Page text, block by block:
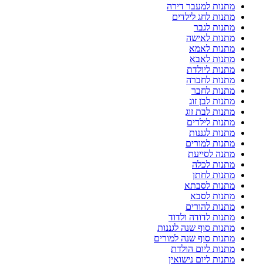
מתנות למעבר דירה
מתנות לחג לילדים
מתנות לגבר
מתנות לאישה
מתנות לאמא
מתנות לאבא
מתנות ליולדת
מתנות לחברה
מתנות לחבר
מתנות לבן זוג
מתנות לבת זוג
מתנות לילדים
מתנות לגננות
מתנות למורים
מתנה לסייעת
מתנות לכלה
מתנות לחתן
מתנות לסבתא
מתנות לסבא
מתנות להורים
מתנות לדודה ולדוד
מתנות סוף שנה לגננות
מתנות סוף שנה למורים
מתנות ליום הולדת
מתנות ליום נישואין